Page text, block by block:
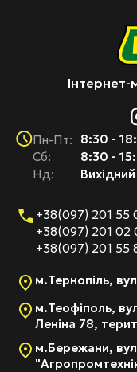
Інтернет-
Пн-Пт:
Cб:
Нд:
8:30 -
8:30 -
Вихідний
+38(097) 201 55
+38(097) 201 02
+38(097) 201 55
м.Тернопіль,
м.Теофіполь,
Леніна 78,
м.Бережани,